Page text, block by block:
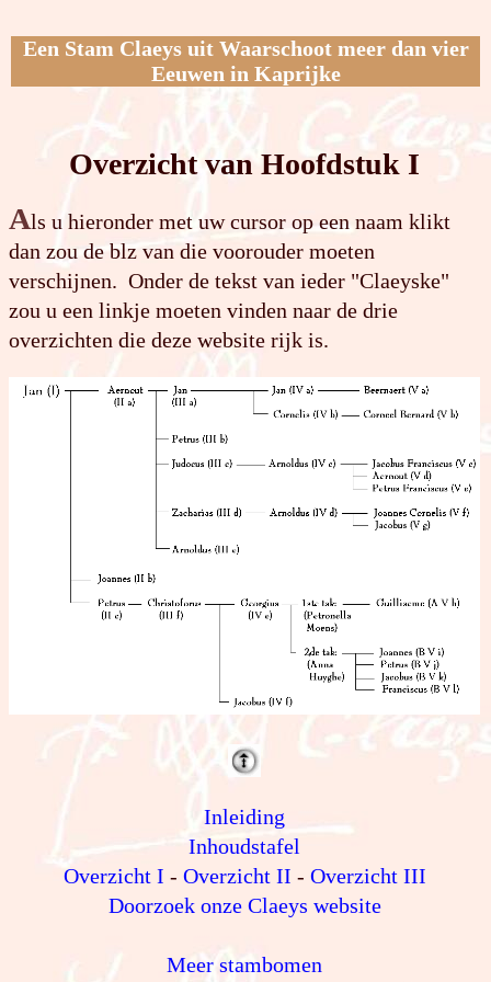
Een Stam Claeys uit Waarschoot meer dan vier
Eeuwen in Kaprijke
Overzicht van Hoofdstuk I
Als u hieronder met uw cursor op een naam klikt
dan zou de blz van die voorouder moeten
verschijnen. Onder de tekst van ieder "Claeyske"
zou u een linkje moeten vinden naar de drie
overzichten die deze website rijk is.
Inleiding
Inhoudstafel
Overzicht I - Overzicht II - Overzicht III
Doorzoek onze Claeys website
Meer stambomen